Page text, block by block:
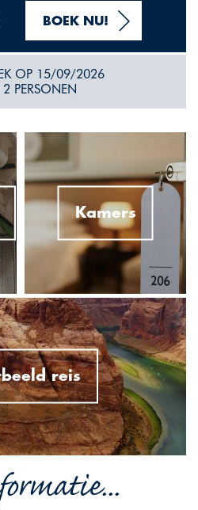
BOEK NU!
OP 15/09/2026
PERSONEN
Kamers
reis